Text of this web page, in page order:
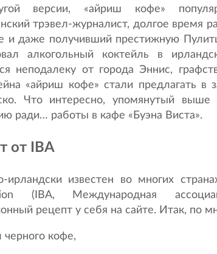
версии, «айриш кофе»
трэвел-журналист, долгое время
и даже получивший престижную
алкогольный коктейль в
неподалеку от города Эннис,
«айриш кофе» стали предлагать в
Что интересно, упомянутый
ради… работы в кафе «Буэна Виста».
от IBA
ирландски известен во многих
(IBA, Международная
рецепт у себя на сайте. Итак, по
черного кофе,